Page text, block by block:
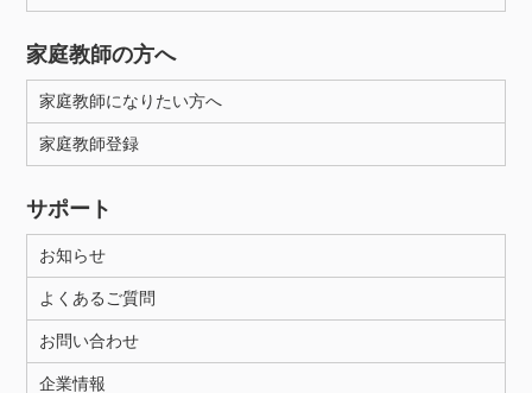
家庭教師の方へ
家庭教師になりたい方へ
家庭教師登録
サポート
お知らせ
よくあるご質問
お問い合わせ
企業情報